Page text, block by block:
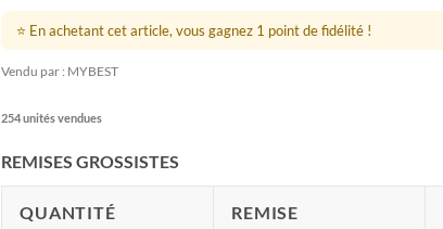
⭐ En achetant cet article, vous gagnez 1 point de fidélité !
Vendu par : MYBEST
254 unités vendues
REMISES GROSSISTES
QUANTITÉ REMISE